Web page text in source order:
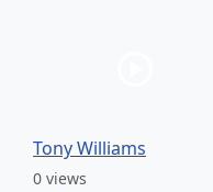
Tony Williams
0 views